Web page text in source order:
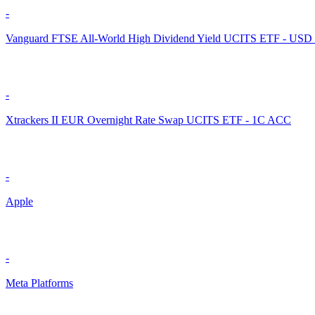
-
Vanguard FTSE All-World High Dividend Yield UCITS ETF - USD
-
Xtrackers II EUR Overnight Rate Swap UCITS ETF - 1C ACC
-
Apple
-
Meta Platforms